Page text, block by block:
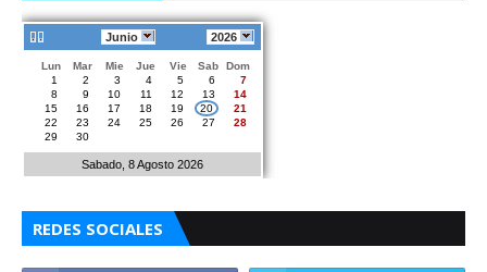
Junio 2026
Lun Mar Mie Jue Vie Sab
Dom
1
2 3 4 5 6
7
8
9 10 11 12 13
14
15
16 17 18 19 20
21
22
23 24 25 26 27
28
29
30
Sabado, 8 Agosto 2026
REDES SOCIALES